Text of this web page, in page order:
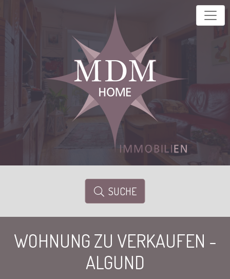
SUCHE
WOHNUNG ZU VERKAUFEN -
ALGUND